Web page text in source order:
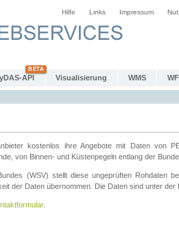
Hilfe Links Impressum
API Visualisierung WMS
kostenlos ihre Angebote mit Daten von
von Binnen- und Küstenpegeln entlang der
(WSV) stellt diese ungeprüften Rohdaten
der Daten übernommen. Die Daten sind unter der
.